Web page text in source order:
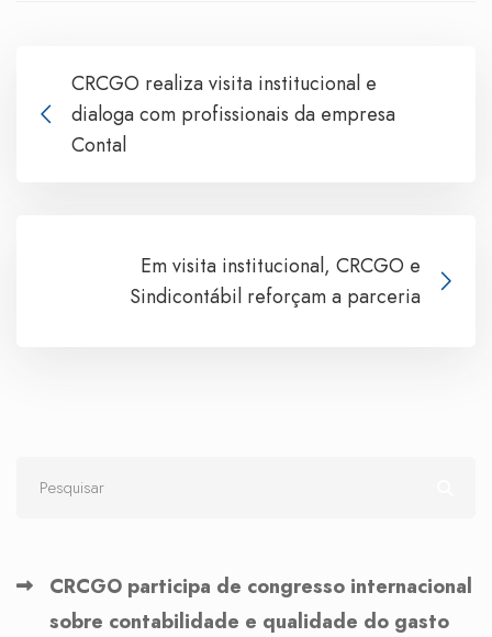
CRCGO realiza visita institucional e
dialoga com profissionais da empresa
Contal
Em visita institucional, CRCGO e
Sindicontábil reforçam a parceria
CRCGO participa de congresso internacional
sobre contabilidade e qualidade do gasto